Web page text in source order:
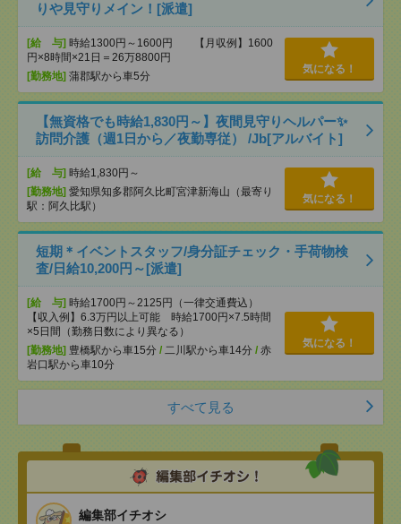
りや見守りメイン！[派遣]
[給 与] 時給1300円～1600円 【月収例】1600
円×8時間×21日＝26万8800円
[勤務地] 蒲郡駅から車5分
気になる！
【無資格でも時給1,830円～】夜間見守りヘルパー✨
訪問介護（週1日から／夜勤専従） /Jb[アルバイト]
[給 与] 時給1,830円～
[勤務地] 愛知県知多郡阿久比町宮津新海山（最寄り
駅：阿久比駅）
気になる！
短期＊イベントスタッフ/身分証チェック・手荷物検
査/日給10,200円～[派遣]
[給 与] 時給1700円～2125円（一律交通費込）
【収入例】6.3万円以上可能 時給1700円×7.5時間
×5日間（勤務日数により異なる）
[勤務地] 豊橋駅から車15分 / 二川駅から車14分 / 赤
岩口駅から車10分
気になる！
すべて見る
編集部イチオシ